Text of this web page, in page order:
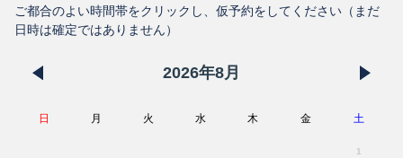
ご都合のよい時間帯をクリックし、仮予約をしてください（まだ
日時は確定ではありません）
2026年8月
日 月 火 水 木 金 土
1